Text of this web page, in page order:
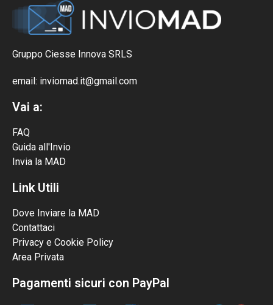
Gruppo Ciesse Innova SRLS
email: inviomad.it@gmail.com
Vai a:
FAQ
Guida all'Invio
Invia la MAD
Link Utili
Dove Inviare la MAD
Contattaci
Privacy e Cookie Policy
Area Privata
Pagamenti sicuri con PayPal